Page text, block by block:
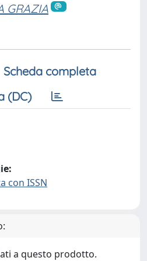
GRAZIA
Scheda completa
(DC)
con ISSN
a questo prodotto.